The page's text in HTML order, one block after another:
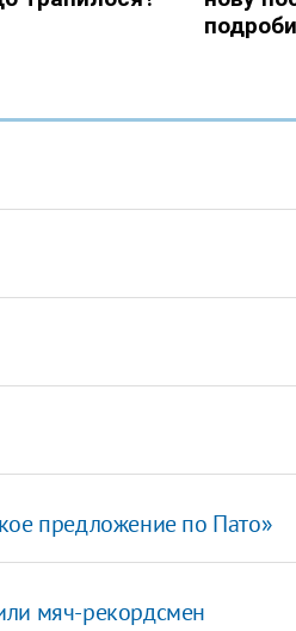
предложение по Пато»
мяч-рекордсмен